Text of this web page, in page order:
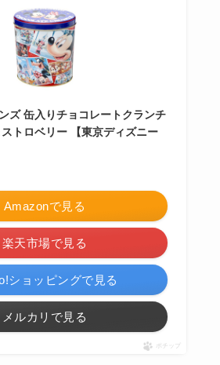
ズ 缶入りチョコレートクランチ
トロベリー 【東京ディズニー
Amazonで見る
楽天市場で見る
ショッピングで見る
メルカリで見る
ポチップ